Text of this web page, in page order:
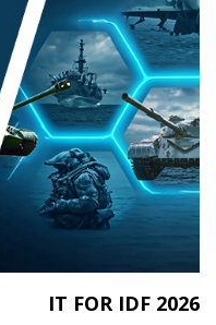
IT FOR IDF 2026